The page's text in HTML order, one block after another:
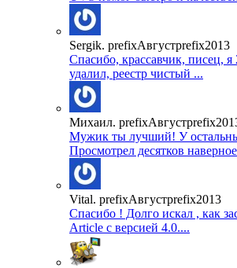
Sergik. prefixАвгустprefix2013
Спасибо, крассавчик, писец, я
удалил, реестр чистый ...
Михаил.
Мужик ты лучший! У
Просмотрел десятков
Vital. prefixАвгустprefix2013
Спасибо ! Долго искал , как
Article с версией 4.0....